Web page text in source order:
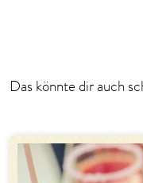
Das könnte dir auch